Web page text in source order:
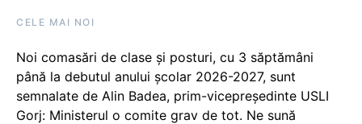
CELE MAI NOI
Noi comasări de clase și posturi, cu 3 săptămâni
până la debutul anului școlar 2026-2027, sunt
semnalate de Alin Badea, prim-vicepreședinte USLI
Gorj: Ministerul o comite grav de tot. Ne sună